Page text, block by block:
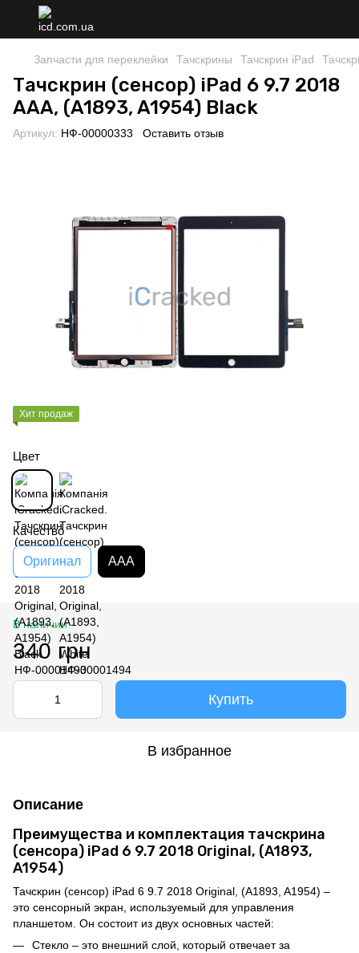
Запчасти для переклейки Тачскрины Тачскрин iPad
Тачскрин (сенсор) iPad 6 9.7 2018
AAA, (A1893, A1954) Black
Артикул: НФ-00000333 Оставить отзыв
Хит продаж
Цвет
Качество
Оригинал AAA
В наличии
340 грн
Купить
В избранное
Описание
Преимущества и комплектация тачскрина
(сенсора) iPad 6 9.7 2018 Original, (A1893,
A1954)
Тачскрин (сенсор) iPad 6 9.7 2018 Original, (A1893, A1954) –
это сенсорный экран, используемый для управления
планшетом. Он состоит из двух основных частей:
Стекло – это внешний слой, который отвечает за